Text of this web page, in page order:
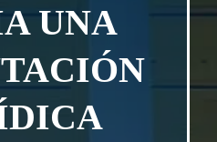
UNA